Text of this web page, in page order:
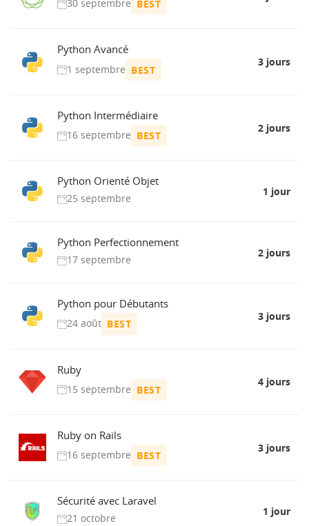
30 septembre BEST
Python Avancé
1 septembre BEST
3 jours
Python Intermédiaire
16 septembre BEST
2 jours
Python Orienté Objet
25 septembre
1 jour
Python Perfectionnement
17 septembre
2 jours
Python pour Débutants
24 août BEST
3 jours
Ruby
15 septembre BEST
4 jours
Ruby on Rails
16 septembre BEST
3 jours
Sécurité avec Laravel
21 octobre
1 jour